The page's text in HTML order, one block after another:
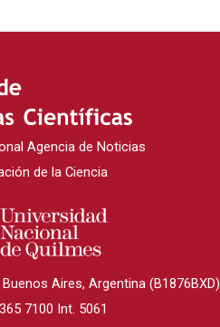
Agencia de Noticias
de la Ciencia
Aires, Argentina (B1876BXD)
7100 Int. 5061